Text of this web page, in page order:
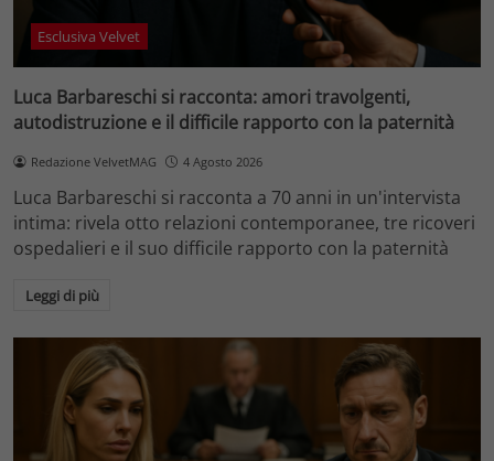
Esclusiva Velvet
Luca Barbareschi si racconta: amori travolgenti,
autodistruzione e il difficile rapporto con la paternità
Redazione VelvetMAG 4 Agosto 2026
Luca Barbareschi si racconta a 70 anni in un'intervista
intima: rivela otto relazioni contemporanee, tre ricoveri
ospedalieri e il suo difficile rapporto con la paternità
Leggi di più